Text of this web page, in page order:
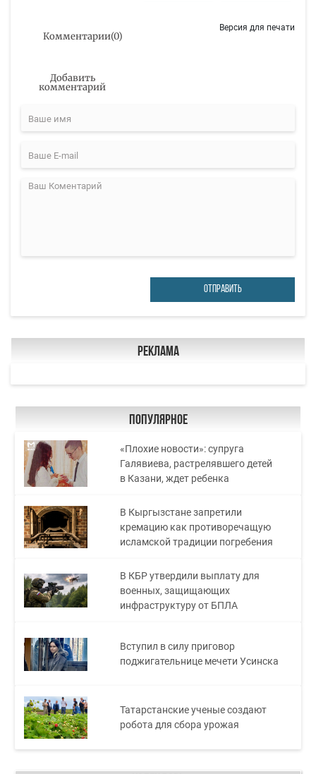
Комментарии(0)
Версия для печати
Добавить
комментарий
ОТПРАВИТЬ
Реклама
Популярное
«Плохие новости»: супруга
Галявиева, растрелявшего детей
в Казани, ждет ребенка
В Кыргызстане запретили
кремацию как противоречащую
исламской традиции погребения
В КБР утвердили выплату для
военных, защищающих
инфраструктуру от БПЛА
Вступил в силу приговор
поджигательнице мечети Усинска
Татарстанские ученые создают
робота для сбора урожая